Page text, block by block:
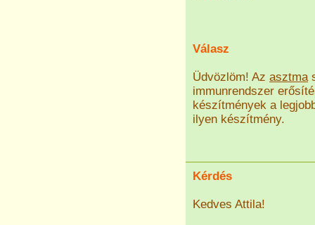
Válasz
Üdvözlöm! Az asztma
immunrendszer
készítmények a
ilyen készítmény.
Kérdés
Kedves Attila!